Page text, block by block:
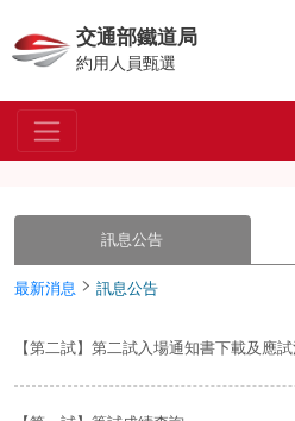
交通部鐵道局
約用人員甄選
訊息公告
最新消息 訊息公告
【第二試】第二試入場通知書下載及應